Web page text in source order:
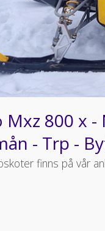
Mxz 800 x
- Trp -
finns på vår